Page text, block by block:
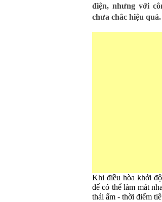
điện, nhưng với
chưa chắc hiệu quả.
Khi điều hòa khởi
để có thể làm mát
thái ấm - thời điểm